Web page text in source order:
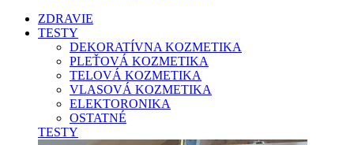
ZDRAVIE
TESTY
DEKORATÍVNA KOZMETIKA
PLEŤOVÁ KOZMETIKA
TELOVÁ KOZMETIKA
VLASOVÁ KOZMETIKA
ELEKTORONIKA
OSTATNÉ
TESTY